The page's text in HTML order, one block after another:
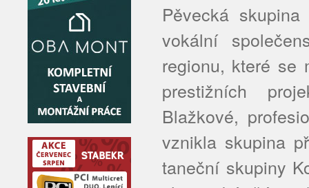
Pěvecká
vokální
regionu, které se
prestižních
Blažkové,
vznikla skupina
taneční skupiny